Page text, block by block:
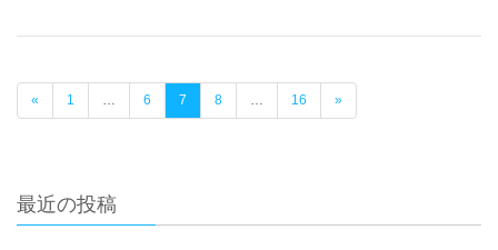
« 1 … 6 7 8 … 16 »
最近の投稿